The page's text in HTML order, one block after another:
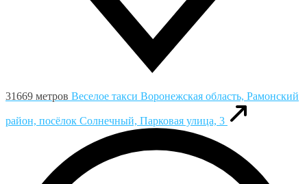
31669 метров Веселое такси Воронежская область, Рамонский
район, посёлок Солнечный, Парковая улица, 3